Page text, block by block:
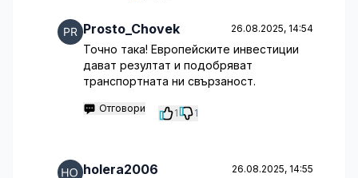
Prosto_Chovek 26.08.2025, 14:54
Точно така! Европейските инвестиции
дават резултат и подобряват
транспортната ни свързаност.
Отговори 1 1
holera2006 26.08.2025, 14:55